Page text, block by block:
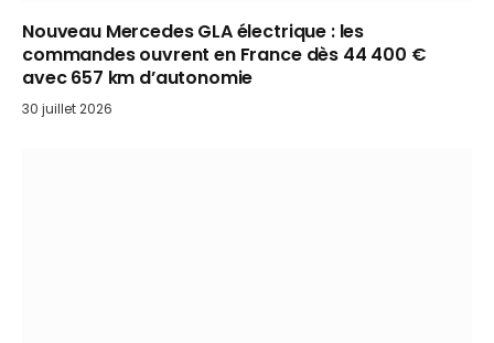
Nouveau Mercedes GLA électrique : les
commandes ouvrent en France dès 44 400 €
avec 657 km d’autonomie
30 juillet 2026